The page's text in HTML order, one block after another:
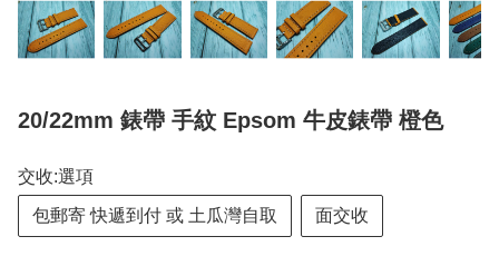
20/22mm 錶帶 手紋 Epsom 牛皮錶帶 橙色
交收:選項
包郵寄 快遞到付 或 土瓜灣自取 面交收